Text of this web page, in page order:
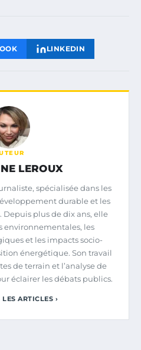
LINKEDIN
LEROUX
spécialisée dans les
durable et les
plus de dix ans, elle
environnementales, les
et les impacts socio-
énergétique. Son travail
de terrain et l’analyse de
éclairer les débats publics.
ARTICLES ›